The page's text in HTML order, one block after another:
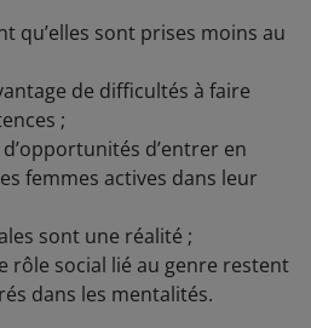
qu’elles sont prises moins au
de difficultés à faire
;
d’entrer en
femmes actives dans leur
sont une réalité ;
rôle social lié au genre restent
dans les mentalités.